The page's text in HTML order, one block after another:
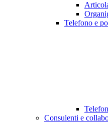
Telefono e
Consulenti e